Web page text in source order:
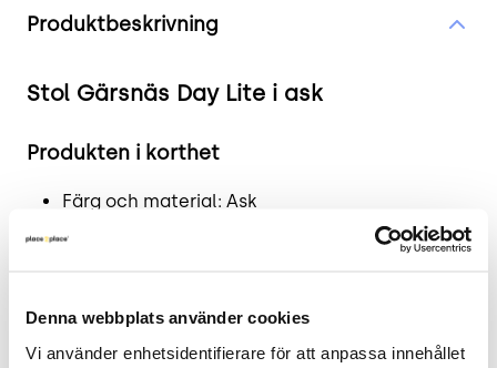
Denna webbplats använder cookies
Vi använder enhetsidentifierare för att anpassa innehållet
Produktbeskrivning
Stol Gärsnäs Day Lite i ask
Produkten i korthet
Färg och material: Ask
Mått: Bredd 51 cm, Djup 55 cm, Sitthöjd 45 cm